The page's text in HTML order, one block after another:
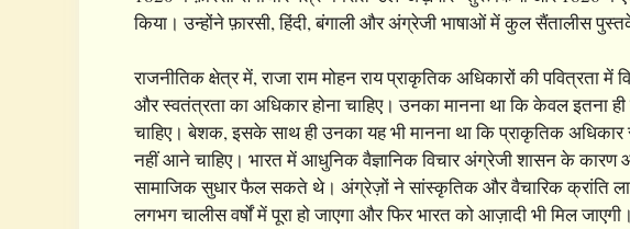
किया। उन्होंने फ़ारसी, हिंदी, बंगाली और अंग्रेजी भाषाओं में कुल सैंतालीस
राजनीतिक क्षेत्र में, राजा राम मोहन राय प्राकृतिक अधिकारों की पवित्रता
और स्वतंत्रता का अधिकार होना चाहिए। उनका मानना ​​था कि केवल इतना
चाहिए। बेशक, इसके साथ ही उनका यह भी मानना ​​था कि प्राकृतिक
नहीं आने चाहिए। भारत में आधुनिक वैज्ञानिक विचार अंग्रेजी शासन के
सामाजिक सुधार फैल सकते थे। अंग्रेज़ों ने सांस्कृतिक और वैचारिक क्रांति ला
लगभग चालीस वर्षों में पूरा हो जाएगा और फिर भारत को आज़ादी भी मिल जाएगी।